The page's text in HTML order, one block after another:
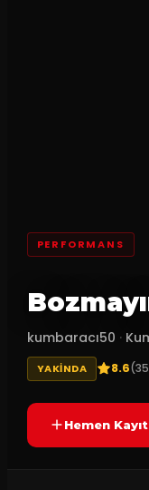
PERFORMANS
kumbaracı50 ·
YAKINDA 8.6(35
Hemen